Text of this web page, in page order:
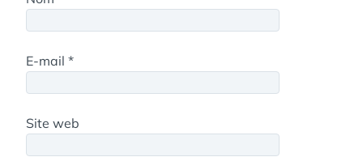
E-mail *
Site web